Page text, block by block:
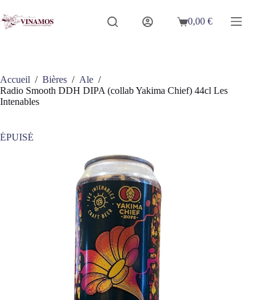
au
contenu
Panier
0,00€
Accueil / Bières / Ale /
Radio Smooth DDH DIPA (collab Yakima Chief) 44cl Les
Intenables
ÉPUISÉ